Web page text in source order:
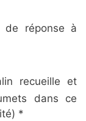
de réponse à
recueille et
dans ce
*